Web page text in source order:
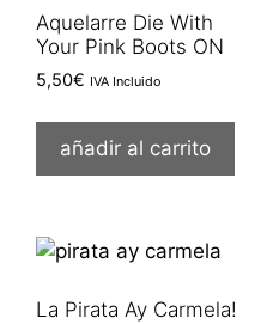
Aquelarre Die With
Your Pink Boots ON
5,50€ IVA Incluido
añadir al carrito
La Pirata Ay Carmela!